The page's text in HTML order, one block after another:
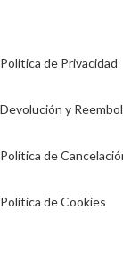
Politica de Privacidad
Devolución y
Política de
Politica de Cookies